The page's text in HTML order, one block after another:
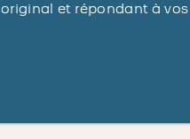
original et répondant à